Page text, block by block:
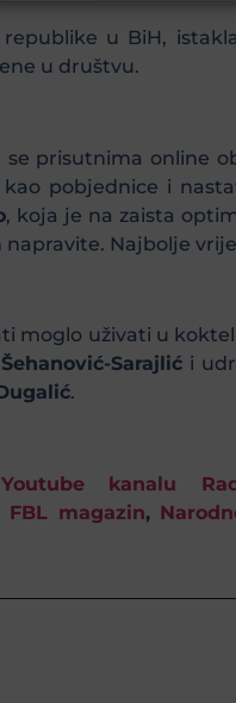
republike u BiH,
u društvu.
prisutnima online
pobjednice i
, koja je na zaista
Najbolje
moglo uživati u
Sarajlić i
.
Youtube kanalu
FBL magazin,